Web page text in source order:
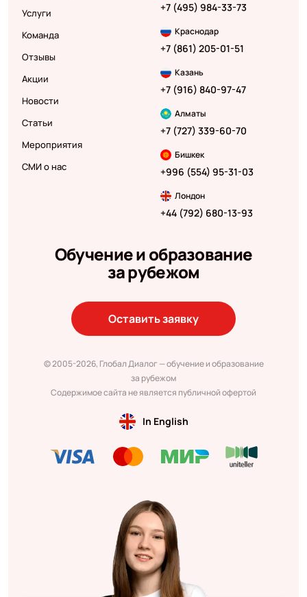
Услуги
Команда
Отзывы
Акции
Новости
Статьи
Мероприятия
СМИ о нас
+7 (495) 984-33-73
Краснодар
+7 (861) 205-01-51
Казань
+7 (916) 840-97-47
Алматы
+7 (727) 339-60-70
Бишкек
+996 (554) 95-31-03
Лондон
+44 (792) 680-13-93
Обучение и образование
за рубежом
Оставить заявку
© 2005-2026, Глобал Диалог — обучение и образование
за рубежом
Содержимое сайта не является публичной офертой
In English